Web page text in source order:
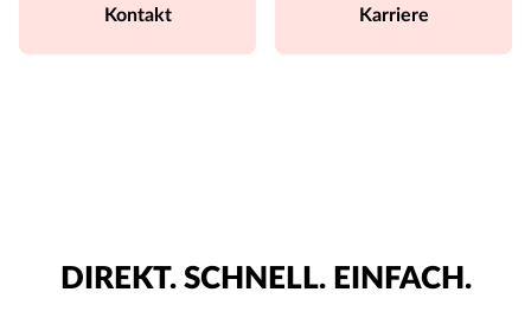
Kontakt Karriere
DIREKT. SCHNELL. EINFACH.